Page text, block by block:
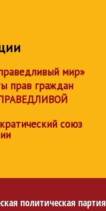
мир»
прав граждан
союз
политическая партия